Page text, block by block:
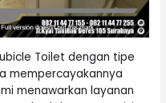
Toilet dengan tipe
mempercayakannya
menawarkan layanan